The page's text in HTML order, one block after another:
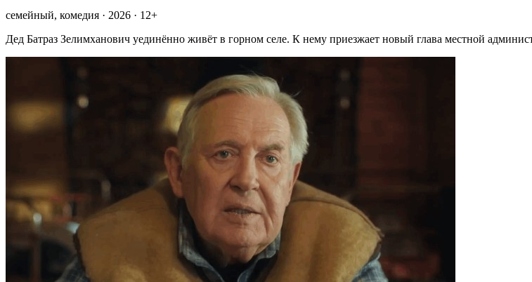
семейный, комедия · 2026 · 12+
Дед Батраз Зелимханович уединённо живёт в горном селе. К нему приезжает новый глава местной